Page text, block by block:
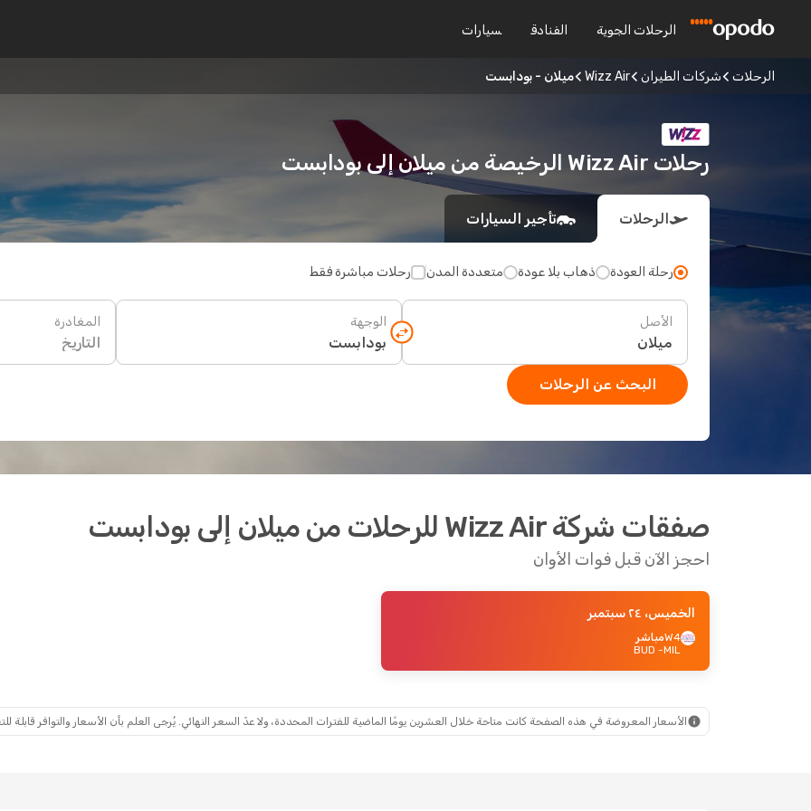
الرحلات الجوية الفنادق سيارات
الرحلات شركات الطيران Wizz Air ميلان - بودابست
رحلات Wizz Air الرخيصة من ميلان إلى بودابست
الرحلات تأجير السيارات
رحلة العودة ذهاب بلا عودة متعددة المدن رحلات مباشرة فقط
الأصل الوجهة المغادرة
التاريخ
البحث عن الرحلات
صفقات شركة Wizz Air للرحلات من ميلان إلى بودابست
احجز الآن قبل فوات الأوان
الخميس، ٢٤ سبتمبر
W4مباشر
MIL
- BUD
الأسعار المعروضة في هذه الصفحة كانت متاحة خلال العشرين يومًا الماضية للفترات المحددة، ولا عدّ السعر النهائي. يُرجى العلم بأن الأسعار والتوافر قابلة